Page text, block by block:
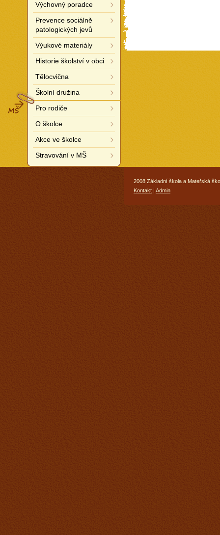
Výchovný poradce
Prevence sociálně
patologických jevů
Výukové materiály
Historie školství v obci
Tělocvična
Školní družina
MŠ
Pro rodiče
O školce
Akce ve školce
Stravování v MŠ
2008 Základní škola a Mateřská
Kontakt | Admin